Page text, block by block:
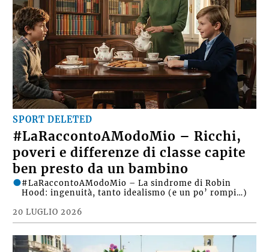
SPORT DELETED
#LaRaccontoAModoMio – Ricchi,
poveri e differenze di classe capite
ben presto da un bambino
20 LUGLIO 2026
#LaRaccontoAModoMio – La sindrome di Robin
Hood: ingenuità, tanto idealismo (e un po’ rompi…)